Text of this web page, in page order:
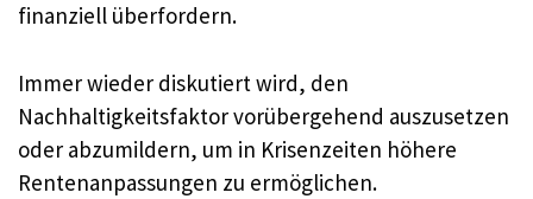
finanziell überfordern.
Immer wieder diskutiert wird, den
Nachhaltigkeitsfaktor vorübergehend auszusetzen
oder abzumildern, um in Krisenzeiten höhere
Rentenanpassungen zu ermöglichen.